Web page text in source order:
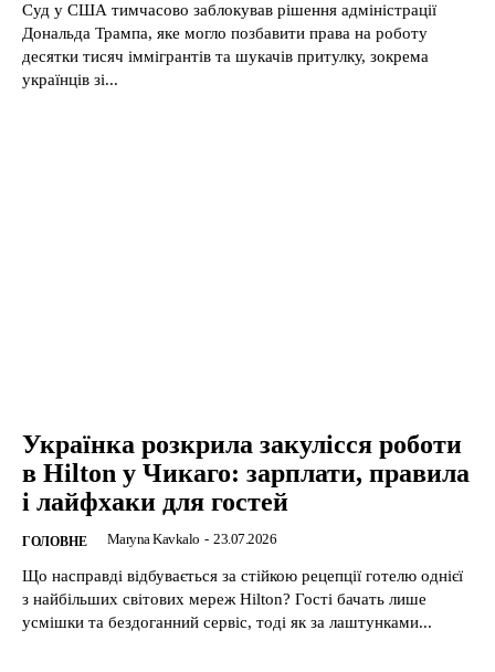
Суд у США тимчасово заблокував рішення адміністрації
Дональда Трампа, яке могло позбавити права на роботу
десятки тисяч іммігрантів та шукачів притулку, зокрема
українців зі...
Українка розкрила закулісся роботи
в Hilton у Чикаго: зарплати, правила
і лайфхаки для гостей
ГОЛОВНЕ Maryna Kavkalo - 23.07.2026
Що насправді відбувається за стійкою рецепції готелю однієї
з найбільших світових мереж Hilton? Гості бачать лише
усмішки та бездоганний сервіс, тоді як за лаштунками...